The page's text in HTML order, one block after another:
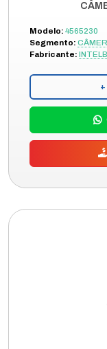
Modelo: 4565230
Segmento:
Fabricante:
+